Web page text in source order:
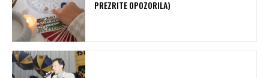
PREZRITE OPOZORILA)